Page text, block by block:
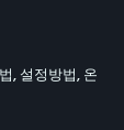
, 설정방법, 온